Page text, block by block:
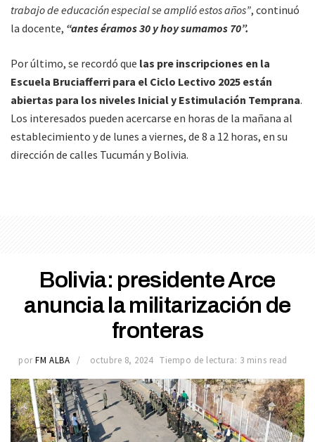
trabajo de educación especial se amplió estos años”, continuó
la docente, “antes éramos 30 y hoy sumamos 70”.
Por último, se recordó que las pre inscripciones en la
Escuela Bruciafferri para el Ciclo Lectivo 2025 están
abiertas para los niveles Inicial y Estimulación Temprana.
Los interesados pueden acercarse en horas de la mañana al
establecimiento y de lunes a viernes, de 8 a 12 horas, en su
dirección de calles Tucumán y Bolivia.
Bolivia: presidente Arce
anuncia la militarización de
fronteras
por FM ALBA octubre 8, 2024 Tiempo de lectura: 3 mins read